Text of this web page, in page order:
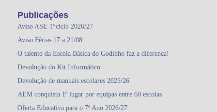
Publicações
Aviso ASE 1°ciclo 2026/27
Aviso Férias 17 a 21/08
O talento da Escola Básica do Godinho faz a diferença!
Devolução do Kit Informático
Devolução de manuais escolares 2025/26
AEM conquista 1º lugar por equipas entre 60 escolas
Oferta Educativa para o 7º Ano 2026/27